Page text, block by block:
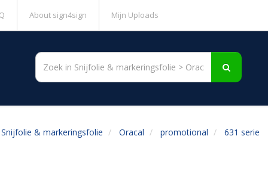
About sign4sign Mijn Uploads
Snijfolie & markeringsfolie Oracal promotional 631 serie